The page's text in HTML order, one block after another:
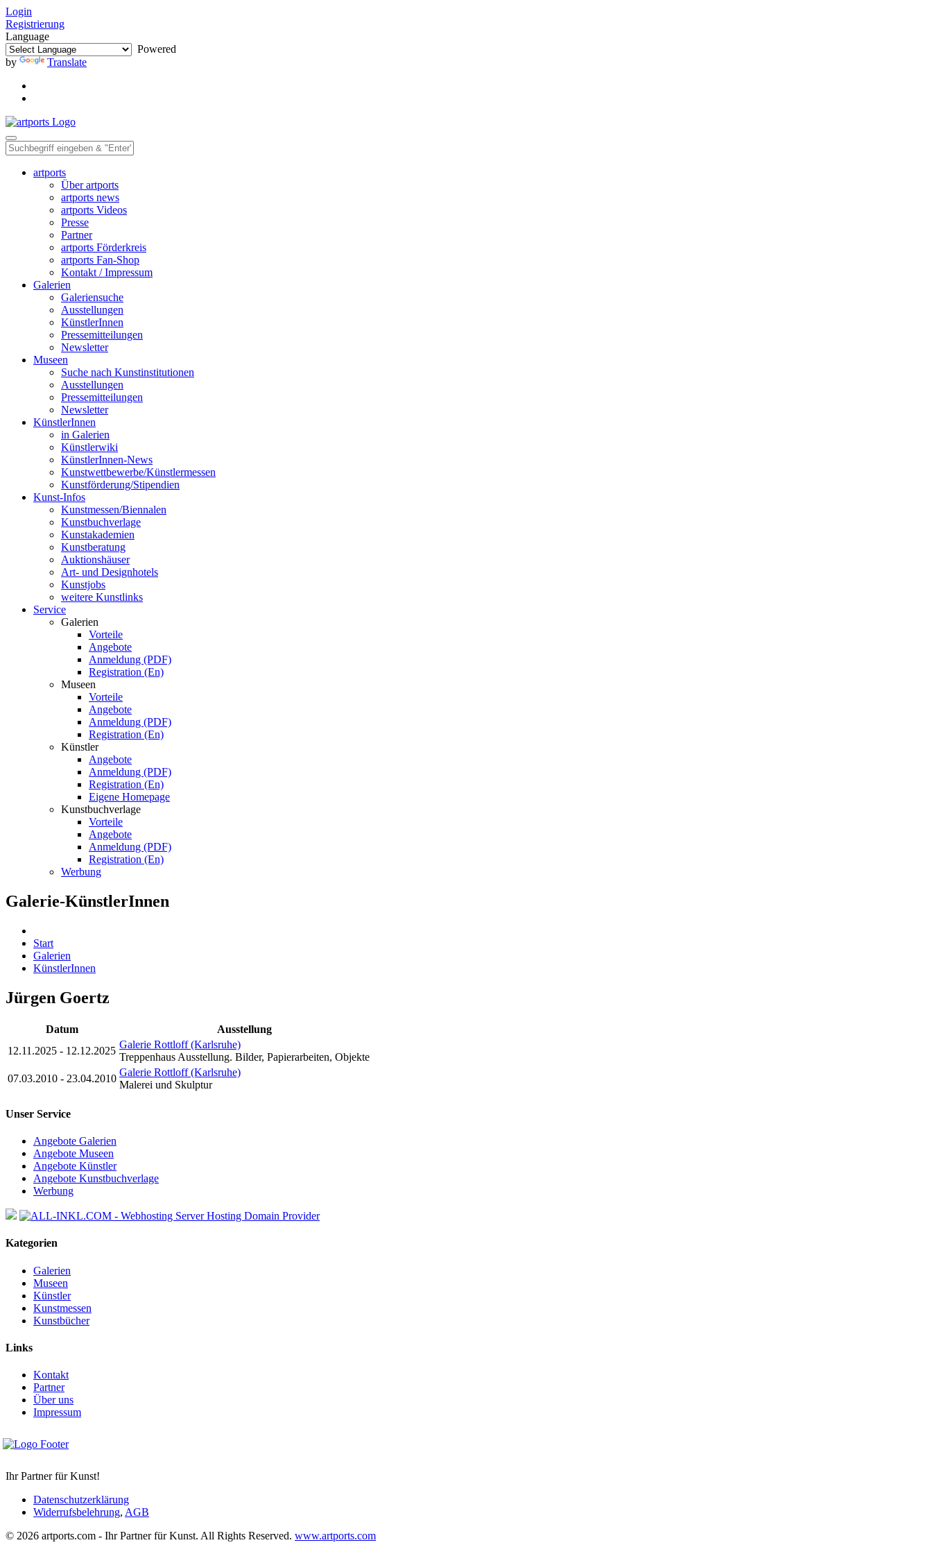
Login
Registrierung
Language
Powered
by
Translate
artports
Über artports
artports news
artports Videos
Presse
Partner
artports Förderkreis
artports Fan-Shop
Kontakt / Impressum
Galerien
Galeriensuche
Ausstellungen
KünstlerInnen
Pressemitteilungen
Newsletter
Museen
Suche nach Kunstinstitutionen
Ausstellungen
Pressemitteilungen
Newsletter
KünstlerInnen
in Galerien
Künstlerwiki
KünstlerInnen-News
Kunstwettbewerbe/Künstlermessen
Kunstförderung/Stipendien
Kunst-Infos
Kunstmessen/Biennalen
Kunstbuchverlage
Kunstakademien
Kunstberatung
Auktionshäuser
Art- und Designhotels
Kunstjobs
weitere Kunstlinks
Service
Galerien
Vorteile
Angebote
Anmeldung (PDF)
Registration (En)
Museen
Vorteile
Angebote
Anmeldung (PDF)
Registration (En)
Künstler
Angebote
Anmeldung (PDF)
Registration (En)
Eigene Homepage
Kunstbuchverlage
Vorteile
Angebote
Anmeldung (PDF)
Registration (En)
Werbung
Galerie-KünstlerInnen
Start
Galerien
KünstlerInnen
Jürgen Goertz
Datum
Ausstellung
12.11.2025 - 12.12.2025
Galerie Rottloff (Karlsruhe)
Treppenhaus Ausstellung. Bilder, Papierarbeiten, Objekte
07.03.2010 - 23.04.2010
Galerie Rottloff (Karlsruhe)
Malerei und Skulptur
Unser Service
Angebote Galerien
Angebote Museen
Angebote Künstler
Angebote Kunstbuchverlage
Werbung
Kategorien
Galerien
Museen
Künstler
Kunstmessen
Kunstbücher
Links
Kontakt
Partner
Über uns
Impressum
Ihr Partner für Kunst!
Datenschutzerklärung
Widerrufsbelehrung, AGB
© 2026 artports.com - Ihr Partner für Kunst. All Rights Reserved. www.artports.com